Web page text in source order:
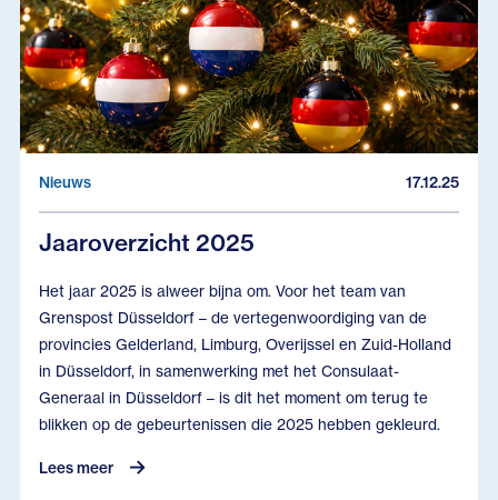
Nieuws 17.12.25
Jaaroverzicht 2025
Het jaar 2025 is alweer bijna om. Voor het team van
Grenspost Düsseldorf – de vertegenwoordiging van de
provincies Gelderland, Limburg, Overijssel en Zuid-Holland
in Düsseldorf, in samenwerking met het Consulaat-
Generaal in Düsseldorf – is dit het moment om terug te
blikken op de gebeurtenissen die 2025 hebben gekleurd.
Lees meer